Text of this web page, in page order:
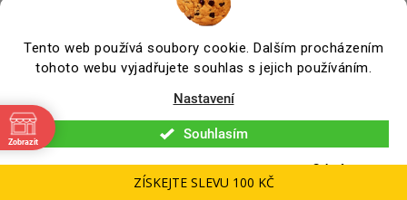
Tento web používá soubory cookie. Dalším procházením
tohoto webu vyjadřujete souhlas s jejich používáním.
Nastavení
Odmítnout
Souhlasím
934 Kč bez DPH
povětrnostním vlivům
Zobrazit
ZÍSKEJTE SLEVU 100 KČ